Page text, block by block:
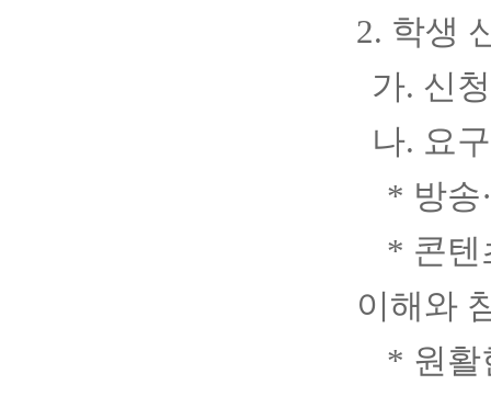
2. 학생
가. 신
나. 요
* 방송·
* 콘텐
이해와
* 원활